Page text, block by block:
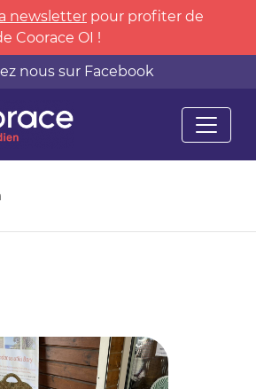
newsletter pour profiter de
Coorace OI !
nous sur Facebook